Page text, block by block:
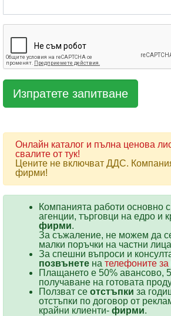
Онлайн каталог и пълна ценова
свалите от тук!
Цените не включват ДДС.
фирми!
Компанията работи основно
агенции, търговци на едро и
фирми.
За съжаление, не можем да
малки поръчки на частни
За спешни въпроси и
позвънете на телефоните за
Плащането е 50% авансово,
получаване на готовата
Ползват се отстъпки за
отстъпки по договор от
крайни клиенти- фирми.